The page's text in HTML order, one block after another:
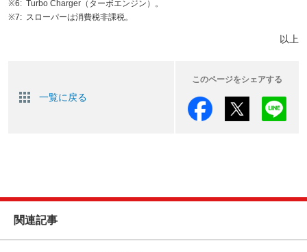
※6: Turbo Charger（ターボエンジン）。
※7: スローパーは消費税非課税。
以上
一覧に戻る
このページをシェアする
関連記事